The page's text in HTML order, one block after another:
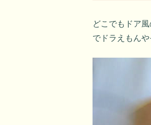
どこでもドア
でドラえもん